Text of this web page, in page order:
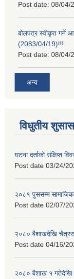
Post date: 08/04/
बोलपत्र स्वीकृत
(2083/04/19)!!!
Post date: 08/04/
अन्य
विधुतीय
घटना दर्ताको संक्षिप्त
Post date 03/24/
२०८१ पुससम्म सामाजिक
Post date 02/07/
२०८० बैशाखदेखि
Post date 04/16/
२०८० बैशाख १ गतेदेखि